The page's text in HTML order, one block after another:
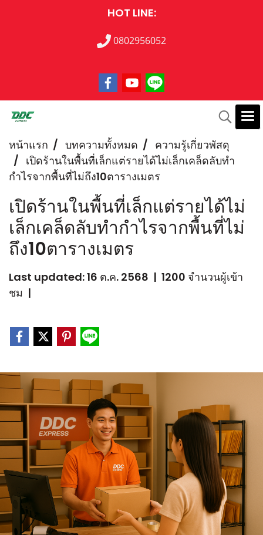
HOT LINE:
0802956052
หน้าแรก บทความทั้งหมด
ความรู้เกี่ยวพัสดุ
เปิดร้านในพื้นที่เล็กแต่รายได้ไม่เล็กเคล็ดลับทำ
กำไรจากพื้นที่ไม่ถึง10ตารางเมตร
เปิดร้านในพื้นที่เล็กแต่รายได้ไม่
เล็กเคล็ดลับทำกำไรจากพื้นที่ไม่
ถึง10ตารางเมตร
Last updated: 16 ต.ค. 2568 | 1200 จำนวนผู้เข้า
ชม |